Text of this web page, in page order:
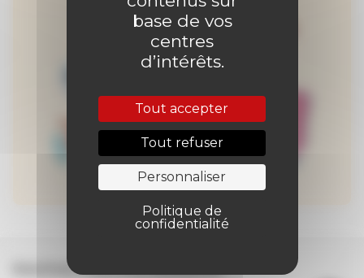
base de vos
centres
d’intérêts.
Tout accepter
Tout refuser
Personnaliser
Politique de
confidentialité
Inscrivez-vous à la newsletter